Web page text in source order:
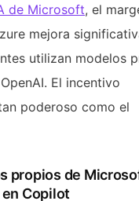
de Microsoft, el
mejora
utilizan modelos
El incentivo
poderoso como el
propios de
Copilot